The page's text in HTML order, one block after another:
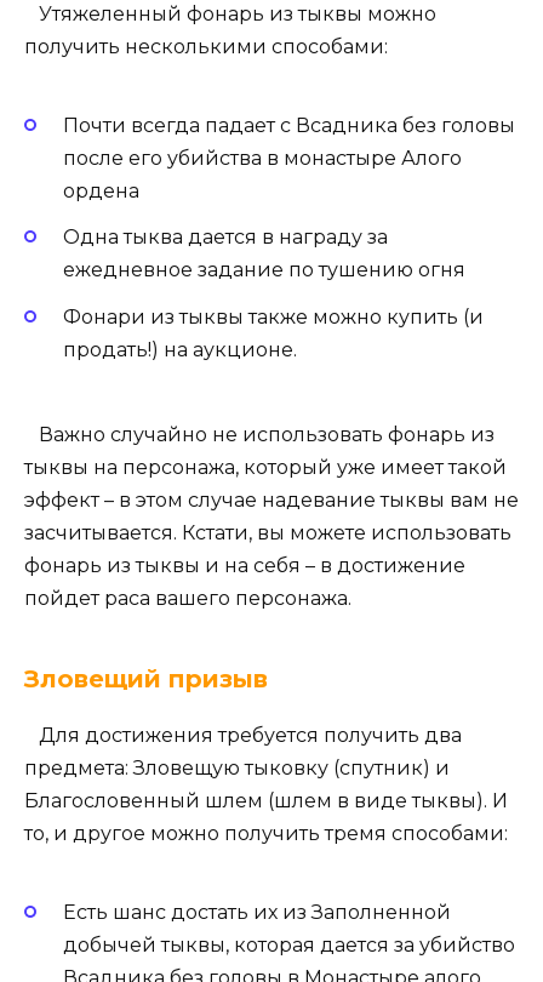
Утяжеленный фонарь из тыквы можно
получить несколькими способами:
Почти всегда падает с Всадника без головы
после его убийства в монастыре Алого
ордена
Одна тыква дается в награду за
ежедневное задание по тушению огня
Фонари из тыквы также можно купить (и
продать!) на аукционе.
Важно случайно не использовать фонарь из
тыквы на персонажа, который уже имеет такой
эффект – в этом случае надевание тыквы вам не
засчитывается. Кстати, вы можете использовать
фонарь из тыквы и на себя – в достижение
пойдет раса вашего персонажа.
Зловещий призыв
Для достижения требуется получить два
предмета: Зловещую тыковку (спутник) и
Благословенный шлем (шлем в виде тыквы). И
то, и другое можно получить тремя способами:
Есть шанс достать их из Заполненной
добычей тыквы, которая дается за убийство